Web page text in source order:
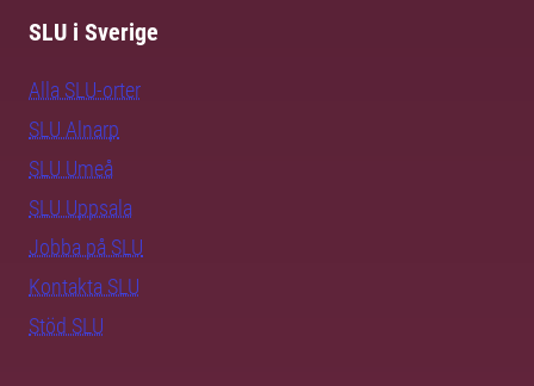
SLU i Sverige
Alla SLU-orter
SLU Alnarp
SLU Umeå
SLU Uppsala
Jobba på SLU
Kontakta SLU
Stöd SLU